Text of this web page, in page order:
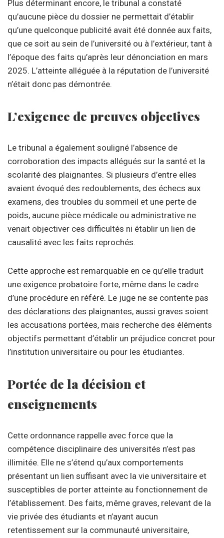
Plus déterminant encore, le tribunal a constaté
qu’aucune pièce du dossier ne permettait d’établir
qu’une quelconque publicité avait été donnée aux faits,
que ce soit au sein de l’université ou à l’extérieur, tant à
l’époque des faits qu’après leur dénonciation en mars
2025. L’atteinte alléguée à la réputation de l’université
n’était donc pas démontrée.
L’exigence de preuves objectives
Le tribunal a également souligné l’absence de
corroboration des impacts allégués sur la santé et la
scolarité des plaignantes. Si plusieurs d’entre elles
avaient évoqué des redoublements, des échecs aux
examens, des troubles du sommeil et une perte de
poids, aucune pièce médicale ou administrative ne
venait objectiver ces difficultés ni établir un lien de
causalité avec les faits reprochés.
Cette approche est remarquable en ce qu’elle traduit
une exigence probatoire forte, même dans le cadre
d’une procédure en référé. Le juge ne se contente pas
des déclarations des plaignantes, aussi graves soient
les accusations portées, mais recherche des éléments
objectifs permettant d’établir un préjudice concret pour
l’institution universitaire ou pour les étudiantes.
Portée de la décision et
enseignements
Cette ordonnance rappelle avec force que la
compétence disciplinaire des universités n’est pas
illimitée. Elle ne s’étend qu’aux comportements
présentant un lien suffisant avec la vie universitaire et
susceptibles de porter atteinte au fonctionnement de
l’établissement. Des faits, même graves, relevant de la
vie privée des étudiants et n’ayant aucun
retentissement sur la communauté universitaire,